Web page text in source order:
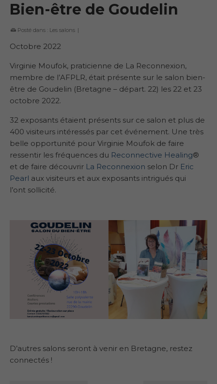
Bien-être de Goudelin
Posté dans : Les salons |
Octobre 2022
Virginie Moufok, praticienne de La Reconnexion,
membre de l’AFPLR, était présente sur le salon bien-
être de Goudelin (Bretagne – départ. 22) les 22 et 23
octobre 2022.
32 exposants étaient présents sur ce salon et plus de
400 visiteurs intéressés par cet événement. Une très
belle opportunité pour Virginie Moufok de faire
ressentir les fréquences du Reconnective Healing®
et de faire découvrir La Reconnexion selon Dr Eric
Pearl aux visiteurs et aux exposants intrigués qui
l’ont sollicité.
D’autres salons seront à venir en Bretagne, restez
connectés !